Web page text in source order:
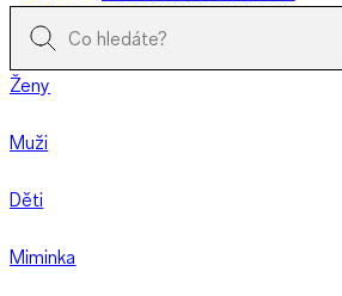
Ženy
Muži
Děti
Miminka